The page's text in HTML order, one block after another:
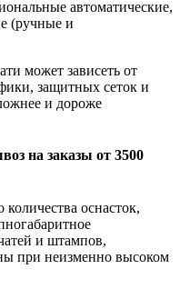
автоматические,
(ручные и
может зависеть от
защитных сеток и
и дороже
на заказы от 3500
оснасток,
и штампов,
при неизменно высоком